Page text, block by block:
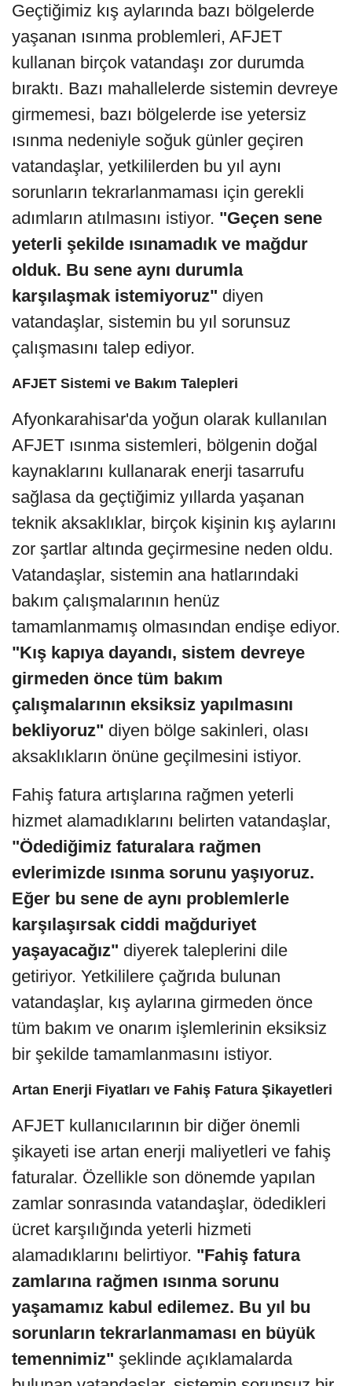
Geçtiğimiz kış aylarında bazı bölgelerde
yaşanan ısınma problemleri, AFJET
kullanan birçok vatandaşı zor durumda
bıraktı. Bazı mahallelerde sistemin devreye
girmemesi, bazı bölgelerde ise yetersiz
ısınma nedeniyle soğuk günler geçiren
vatandaşlar, yetkililerden bu yıl aynı
sorunların tekrarlanmaması için gerekli
adımların atılmasını istiyor. "Geçen sene
yeterli şekilde ısınamadık ve mağdur
olduk. Bu sene aynı durumla
karşılaşmak istemiyoruz" diyen
vatandaşlar, sistemin bu yıl sorunsuz
çalışmasını talep ediyor.
AFJET Sistemi ve Bakım Talepleri
Afyonkarahisar'da yoğun olarak kullanılan
AFJET ısınma sistemleri, bölgenin doğal
kaynaklarını kullanarak enerji tasarrufu
sağlasa da geçtiğimiz yıllarda yaşanan
teknik aksaklıklar, birçok kişinin kış aylarını
zor şartlar altında geçirmesine neden oldu.
Vatandaşlar, sistemin ana hatlarındaki
bakım çalışmalarının henüz
tamamlanmamış olmasından endişe ediyor.
"Kış kapıya dayandı, sistem devreye
girmeden önce tüm bakım
çalışmalarının eksiksiz yapılmasını
bekliyoruz" diyen bölge sakinleri, olası
aksaklıkların önüne geçilmesini istiyor.
Fahiş fatura artışlarına rağmen yeterli
hizmet alamadıklarını belirten vatandaşlar,
"Ödediğimiz faturalara rağmen
evlerimizde ısınma sorunu yaşıyoruz.
Eğer bu sene de aynı problemlerle
karşılaşırsak ciddi mağduriyet
yaşayacağız" diyerek taleplerini dile
getiriyor. Yetkililere çağrıda bulunan
vatandaşlar, kış aylarına girmeden önce
tüm bakım ve onarım işlemlerinin eksiksiz
bir şekilde tamamlanmasını istiyor.
Artan Enerji Fiyatları ve Fahiş Fatura Şikayetleri
AFJET kullanıcılarının bir diğer önemli
şikayeti ise artan enerji maliyetleri ve fahiş
faturalar. Özellikle son dönemde yapılan
zamlar sonrasında vatandaşlar, ödedikleri
ücret karşılığında yeterli hizmeti
alamadıklarını belirtiyor. "Fahiş fatura
zamlarına rağmen ısınma sorunu
yaşamamız kabul edilemez. Bu yıl bu
sorunların tekrarlanmaması en büyük
temennimiz" şeklinde açıklamalarda